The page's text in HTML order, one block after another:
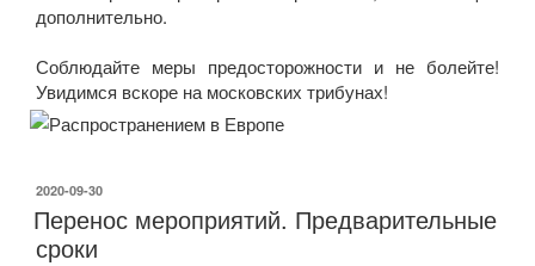
дополнительно.
Соблюдайте меры предосторожности и не болейте!
Увидимся вскоре на московских трибунах!
ОПУБЛИКОВАНО
2020-09-30
Перенос мероприятий. Предварительные
сроки